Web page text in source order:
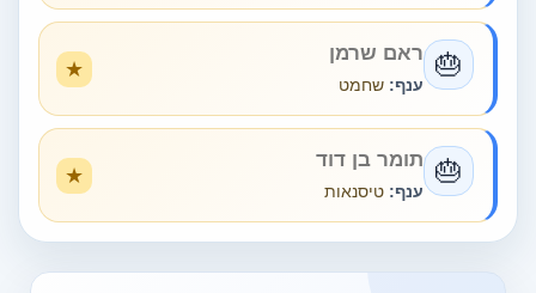
🎂 ראם שרמן
ענף: שחמט
🎂 תומר בן דוד
ענף: טיסנאות